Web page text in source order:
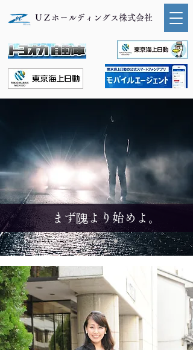
ＵＺホールディングス株式会社
まず隗より始めよ。